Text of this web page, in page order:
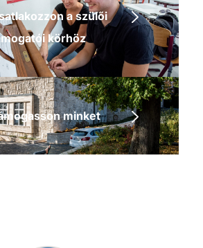
a szülői
körhöz
minket